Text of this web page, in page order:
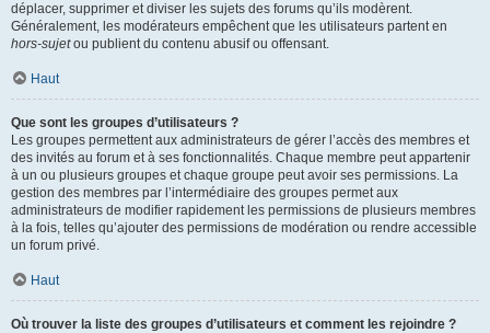
déplacer, supprimer et diviser les sujets des forums qu’ils modèrent.
Généralement, les modérateurs empêchent que les utilisateurs partent en
hors-sujetou publient du contenu abusif ou offensant.
Haut
Que sont les groupes d’utilisateurs ?
Les groupes permettent aux administrateurs de gérer l’accès des membres et
des invités au forum et à ses fonctionnalités. Chaque membre peut appartenir
à un ou plusieurs groupes et chaque groupe peut avoir ses permissions. La
gestion des membres par l’intermédiaire des groupes permet aux
administrateurs de modifier rapidement les permissions de plusieurs membres
à la fois, telles qu’ajouter des permissions de modération ou rendre accessible
un forum privé.
Haut
Où trouver la liste des groupes d’utilisateurs et comment les rejoindre ?